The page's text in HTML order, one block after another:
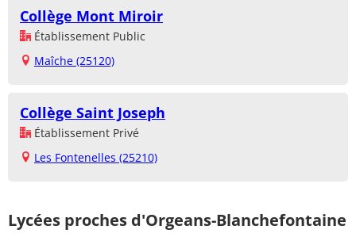
Collège Mont Miroir
Établissement Public
Maîche (25120)
Collège Saint Joseph
Établissement Privé
Les Fontenelles (25210)
Lycées proches d'Orgeans-Blanchefontaine